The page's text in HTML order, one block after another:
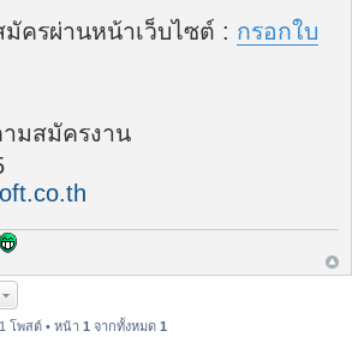
ครผ่านหน้าเว็บไซต์ : กรอกใบ
มสมัครงาน
1 โพสต์ • หน้า 1 จากทั้งหมด 1